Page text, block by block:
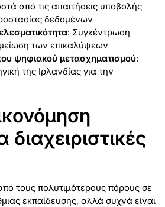
από τις απαιτήσεις υποβολής
δεδομένων
: Συγκέντρωση
των επικαλύψεων
ψηφιακού μετασχηματισμού:
της Ιρλανδίας για την
διαχειριστικές
τους πολυτιμότερους πόρους σε
εκπαίδευσης, αλλά συχνά είναι